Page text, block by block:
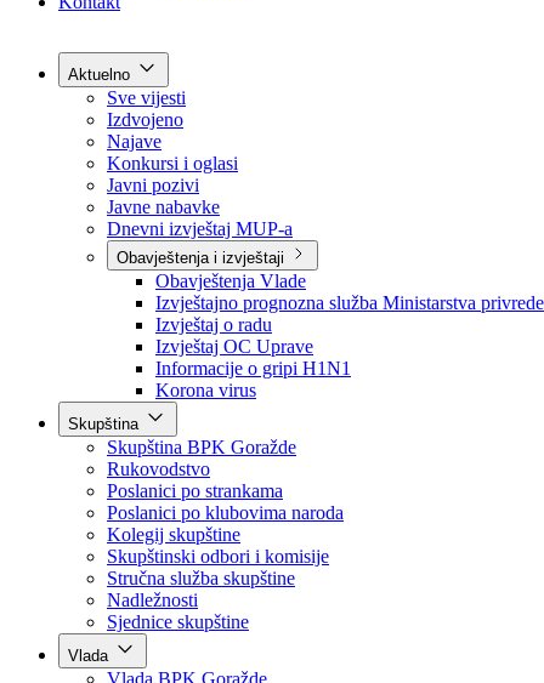
Kontakt
Aktuelno
Sve vijesti
Izdvojeno
Najave
Konkursi i oglasi
Javni pozivi
Javne nabavke
Dnevni izvještaj MUP-a
Obavještenja i izvještaji
Obavještenja Vlade
Izvještajno prognozna služba Ministarstva privrede
Izvještaj o radu
Izvještaj OC Uprave
Informacije o gripi H1N1
Korona virus
Skupština
Skupština BPK Goražde
Rukovodstvo
Poslanici po strankama
Poslanici po klubovima naroda
Kolegij skupštine
Skupštinski odbori i komisije
Stručna služba skupštine
Nadležnosti